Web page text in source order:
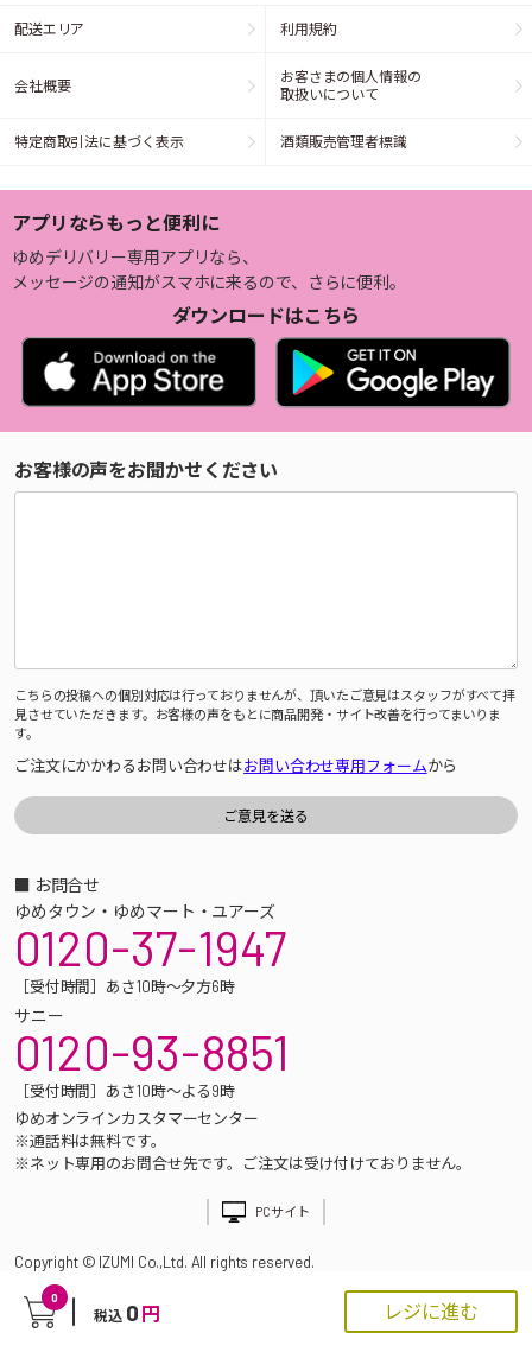
0
税込 0 円 レジに進む
配送エリア 利用規約
会社概要
お客さまの個人情報の
取扱いについて
特定商取引法に基づく表示 酒類販売管理者標識
アプリならもっと便利に
ゆめデリバリー専用アプリなら、
メッセージの通知がスマホに来るので、さらに便利。
ダウンロードはこちら
お客様の声をお聞かせください
こちらの投稿への個別対応は行っておりませんが、頂いたご意見はスタッフがすべて拝
見させていただきます。お客様の声をもとに商品開発・サイト改善を行ってまいりま
す。
ご注文にかかわるお問い合わせはお問い合わせ専用フォームから
■ お問合せ
ゆめタウン・ゆめマート・ユアーズ
0120-37-1947
［受付時間］あさ10時～夕方6時
サニー
0120-93-8851
［受付時間］あさ10時～よる9時
ゆめオンラインカスタマーセンター
※通話料は無料です。
※ネット専用のお問合せ先です。ご注文は受け付けておりません。
PCサイト
Copyright © IZUMI Co.,Ltd. All rights reserved.